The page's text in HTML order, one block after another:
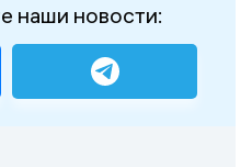
наши новости: